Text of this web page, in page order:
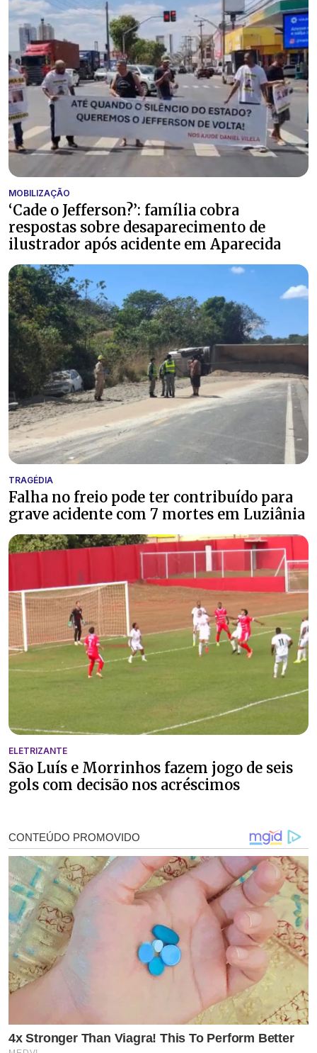
MOBILIZAÇÃO
‘Cade o Jefferson?’: família cobra
respostas sobre desaparecimento de
ilustrador após acidente em Aparecida
TRAGÉDIA
Falha no freio pode ter contribuído para
grave acidente com 7 mortes em Luziânia
ELETRIZANTE
São Luís e Morrinhos fazem jogo de seis
gols com decisão nos acréscimos